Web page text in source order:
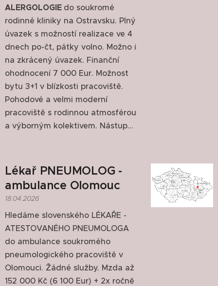
ALERGOLOGIE do soukromé
rodinné kliniky na Ostravsku. Plný
úvazek s možností realizace ve 4
dnech po-čt, pátky volno. Možno i
na zkrácený úvazek. Finanční
ohodnocení 7 000 Eur. Možnost
bytu 3+1 v blízkosti pracoviště.
Pohodové a velmi moderní
pracoviště s rodinnou atmosférou
a výborným kolektivem. Nástup...
Lékař PNEUMOLOG -
ambulance Olomouc
18.04.2026
Hledáme slovenského LÉKAŘE -
ATESTOVANÉHO PNEUMOLOGA
do ambulance soukromého
pneumologického pracoviště v
Olomouci. Žádné služby. Mzda až
152 000 Kč (6 100 Eur) + 2x ročně